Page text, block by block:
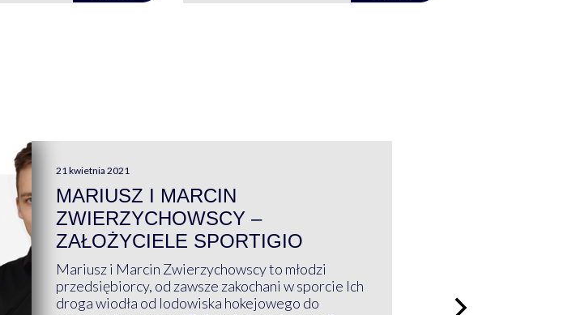
21 kwietnia 2021
MARIUSZ I MARCIN
ZWIERZYCHOWSCY –
ZAŁOŻYCIELE SPORTIGIO
Mariusz i Marcin Zwierzychowscy to młodzi
przedsiębiorcy, od zawsze zakochani w sporcie Ich
droga wiodła od lodowiska hokejowego do